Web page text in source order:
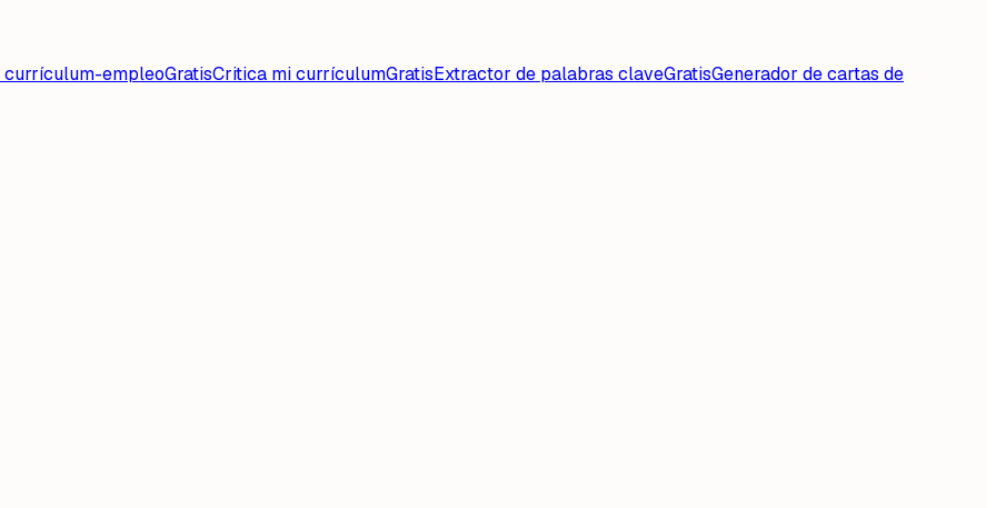
empleoGratisCritica mi currículumGratisExtractor de palabras claveGratisGenerador de cartas de